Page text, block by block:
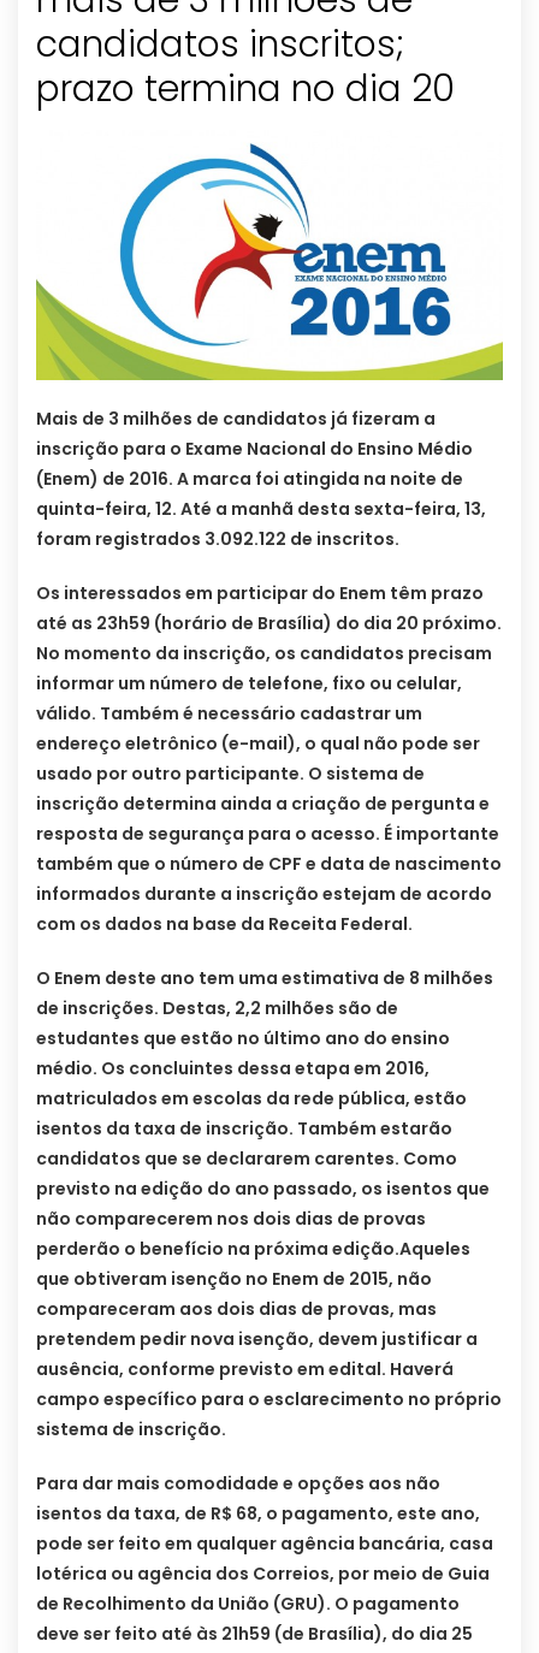
candidatos inscritos;
prazo termina no dia 20
Mais de 3 milhões de candidatos já fizeram a
inscrição para o Exame Nacional do Ensino Médio
(Enem) de 2016. A marca foi atingida na noite de
quinta-feira, 12. Até a manhã desta sexta-feira, 13,
foram registrados 3.092.122 de inscritos.
Os interessados em participar do Enem têm prazo
até as 23h59 (horário de Brasília) do dia 20 próximo.
No momento da inscrição, os candidatos precisam
informar um número de telefone, fixo ou celular,
válido. Também é necessário cadastrar um
endereço eletrônico (e-mail), o qual não pode ser
usado por outro participante. O sistema de
inscrição determina ainda a criação de pergunta e
resposta de segurança para o acesso. É importante
também que o número de CPF e data de nascimento
informados durante a inscrição estejam de acordo
com os dados na base da Receita Federal.
O Enem deste ano tem uma estimativa de 8 milhões
de inscrições. Destas, 2,2 milhões são de
estudantes que estão no último ano do ensino
médio. Os concluintes dessa etapa em 2016,
matriculados em escolas da rede pública, estão
isentos da taxa de inscrição. Também estarão
candidatos que se declararem carentes. Como
previsto na edição do ano passado, os isentos que
não comparecerem nos dois dias de provas
perderão o benefício na próxima edição.Aqueles
que obtiveram isenção no Enem de 2015, não
compareceram aos dois dias de provas, mas
pretendem pedir nova isenção, devem justificar a
ausência, conforme previsto em edital. Haverá
campo específico para o esclarecimento no próprio
sistema de inscrição.
Para dar mais comodidade e opções aos não
isentos da taxa, de R$ 68, o pagamento, este ano,
pode ser feito em qualquer agência bancária, casa
lotérica ou agência dos Correios, por meio de Guia
de Recolhimento da União (GRU). O pagamento
deve ser feito até às 21h59 (de Brasília), do dia 25